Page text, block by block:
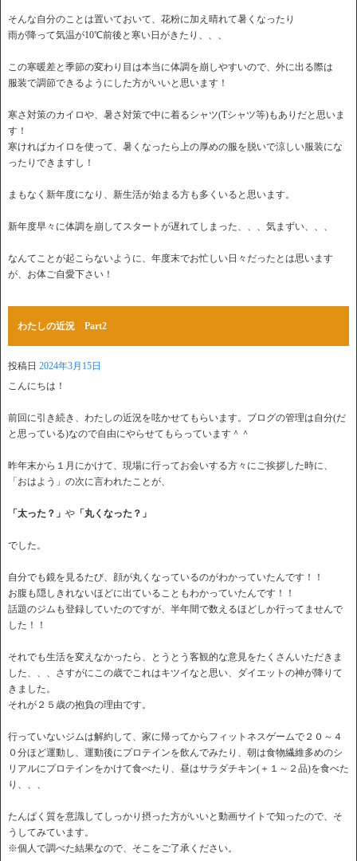
そんな自分のことは置いておいて、花粉に加え晴れて暑くなったり
雨が降って気温が10℃前後と寒い日がきたり、、、
この寒暖差と季節の変わり目は本当に体調を崩しやすいので、外に出る際は
服装で調節できるようにした方がいいと思います！
寒さ対策のカイロや、暑さ対策で中に着るシャツ(Tシャツ等)もありだと思いま
す！
寒ければカイロを使って、暑くなったら上の厚めの服を脱いで涼しい服装にな
ったりできますし！
まもなく新年度になり、新生活が始まる方も多くいると思います。
新年度早々に体調を崩してスタートが遅れてしまった、、、気まずい、、、
なんてことが起こらないように、年度末でお忙しい日々だったとは思います
が、お体ご自愛下さい！
わたしの近況 Part2
投稿日 2024年3月15日
こんにちは！
前回に引き続き、わたしの近況を呟かせてもらいます。ブログの管理は自分(だ
と思っている)なので自由にやらせてもらっています＾＾
昨年末から１月にかけて、現場に行ってお会いする方々にご挨拶した時に、
「おはよう」の次に言われたことが、
「太った？」 や 「丸くなった？」
でした。
自分でも鏡を見るたび、顔が丸くなっているのがわかっていたんです！！
お腹も隠しきれないほどに出ていることもわかっていたんです！！
話題のジムも登録していたのですが、半年間で数えるほどしか行ってませんで
した！！
それでも生活を変えなかったら、とうとう客観的な意見をたくさんいただきま
した、、、さすがにこの歳でこれはキツイなと思い、ダイエットの神が降りて
きました。
それが２５歳の抱負の理由です。
行っていないジムは解約して、家に帰ってからフィットネスゲームで２０～４
０分ほど運動し、運動後にプロテインを飲んでみたり、朝は食物繊維多めのシ
リアルにプロテインをかけて食べたり、昼はサラダチキン(＋１～２品)を食べた
り、、、
たんぱく質を意識してしっかり摂った方がいいと動画サイトで知ったので、そ
うしてみています。
※個人で調べた結果なので、そこをご了承ください。